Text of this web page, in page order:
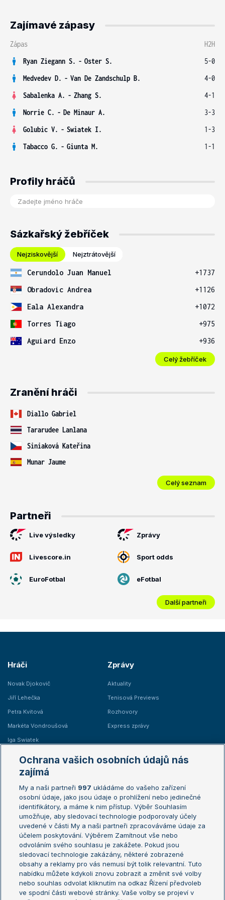
Zajímavé zápasy
Zápas
H2H
Ryan Ziegann S. - Oster S.
5-0
Medvedev D. - Van De Zandschulp B.
4-0
Sabalenka A. - Zhang S.
4-1
Norrie C. - De Minaur A.
3-3
Golubic V. - Swiatek I.
1-3
Tabacco G. - Giunta M. 1-1
Profily hráčů
Sázkařský žebříček
Nejziskovější Nejztrátovější
Cerundolo Juan Manuel
+1737
Obradovic Andrea
+1126
Eala Alexandra
+1072
Torres Tiago
+975
Aguiard Enzo
+936
Celý žebříček
Zranění hráči
Diallo Gabriel
Tararudee Lanlana
Siniaková Kateřina
Munar Jaume
Celý seznam
Partneři
Live výsledky Zprávy
Livescore.in Sport odds
EuroFotbal eFotbal
Další partneři
Hráči
Novak Djokovič
Jiří Lehečka
Petra Kvitová
Markéta Vondroušová
Iga Swiatek
Zprávy
Aktuality
Tenisová Previews
Rozhovory
Express zprávy
Žebříčky
Žebříček ATP (muži)
Žebříček WTA (ženy)
Sázkařský žebříček
Australian Open
French Open
Wimbledon
US Open
Turnaj mistrů
Turnaj mistryň
Aktualní trendy
Fotbalové přestupy
Ochrana vašich osobních údajů nás
zajímá
My a naši partneři 997 ukládáme do vašeho zařízení
osobní údaje, jako jsou údaje o prohlížení nebo jedinečné
identifikátory, a máme k nim přístup. Výběr Souhlasím
umožňuje, aby sledovací technologie podporovaly účely
uvedené v části My a naši partneři zpracováváme údaje za
účelem poskytování. Výběrem Zamítnout vše nebo
odvoláním svého souhlasu je zakážete. Pokud jsou
sledovací technologie zakázány, některé zobrazené
obsahy a reklamy pro vás nemusí být tolik relevantní. Tuto
nabídku můžete kdykoli znovu zobrazit a změnit své volby
nebo souhlas odvolat kliknutím na odkaz Řízení předvoleb
ve spodní části webové stránky. Vaše volby se projeví v